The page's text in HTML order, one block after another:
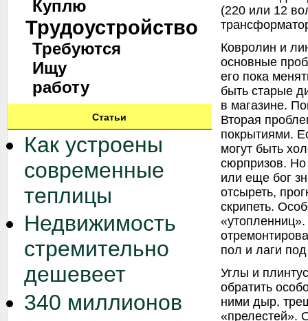
Куплю
Трудоустройство
Требуются
Ищу
работу
Статьи
Как устроены
современные
теплицы
Недвижимость
стремительно
дешевеет
340 миллионов
(220 или 12
Ковролин и
основные
его пока
быть старые
в магазине.
Вторая
покрытиями.
могут быть
сюрпризов.
или еще бог
отсыреть,
скрипеть.
пол и лаги
Углы и
обратить
ними дыр,
«прелестей».